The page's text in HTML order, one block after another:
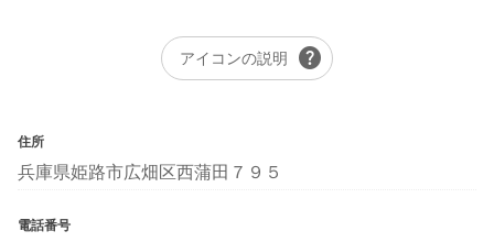
アイコンの説明 help
住所
兵庫県姫路市広畑区西蒲田７９５
電話番号